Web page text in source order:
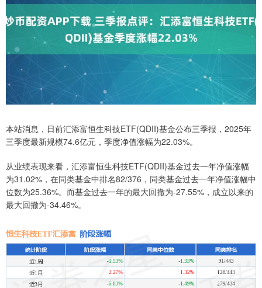
本站消息，日前汇添富恒生科技ETF(QDII)基金公布三季报，2025年
三季度最新规模74.6亿元，季度净值涨幅为22.03%。
从业绩表现来看，汇添富恒生科技ETF(QDII)基金过去一年净值涨幅
为31.02%，在同类基金中排名82/376，同类基金过去一年净值涨幅中
位数为25.36%。而基金过去一年的最大回撤为-27.55%，成立以来的
最大回撤为-34.46%。